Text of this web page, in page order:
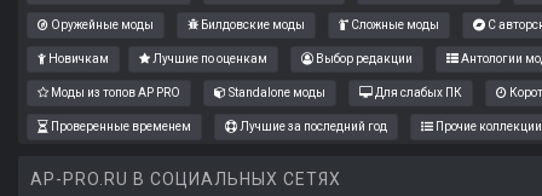
Оружейные моды Билдовские моды Сложные моды С
Новичкам Лучшие по оценкам Выбор редакции Антологии
Моды из топов AP PRO Standalone моды Для слабых ПК
Проверенные временем Лучшие за последний год Прочие коллекции
AP-PRO.RU В СОЦИАЛЬНЫХ СЕТЯХ